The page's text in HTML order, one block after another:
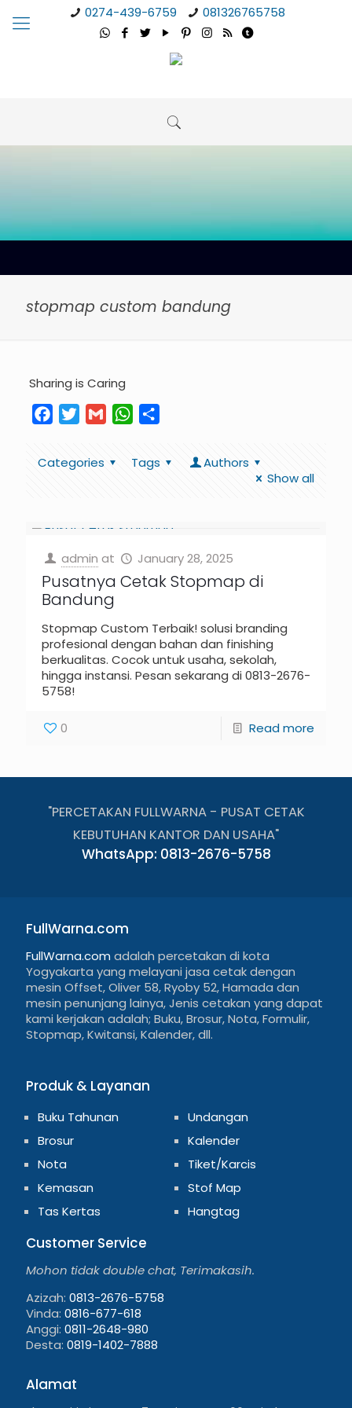
0274-439-6759 081326765758
stopmap custom bandung
Sharing is Caring
FacebookTwitterGmail WhatsApp
Categories Tags
Authors
Show all
admin at January 28, 2025
Pusatnya Cetak Stopmap di
Bandung
Stopmap Custom Terbaik! solusi branding
profesional dengan bahan dan finishing
berkualitas. Cocok untuk usaha, sekolah,
hingga instansi. Pesan sekarang di 0813-2676-
5758!
0 Read more
"PERCETAKAN FULLWARNA - PUSAT CETAK
KEBUTUHAN KANTOR DAN USAHA"
WhatsApp: 0813-2676-5758
FullWarna.com
FullWarna.com adalah percetakan di kota
Yogyakarta yang melayani jasa cetak dengan
mesin Offset, Oliver 58, Ryoby 52, Hamada dan
mesin penunjang lainya, Jenis cetakan yang dapat
kami kerjakan adalah; Buku, Brosur, Nota, Formulir,
Stopmap, Kwitansi, Kalender, dll.
Produk & Layanan
Buku Tahunan
Brosur
Nota
Kemasan
Tas Kertas
Undangan
Kalender
Tiket/Karcis
Stof Map
Hangtag
Customer Service
Mohon tidak double chat, Terimakasih.
Azizah: 0813-2676-5758
Vinda: 0816-677-618
Anggi: 0811-2648-980
Desta: 0819-1402-7888
Alamat